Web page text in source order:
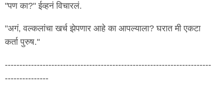
"पण का?" ईव्हनं विचारलं.
"अगं, वल्कलांचा खर्च झेपणार आहे का आपल्याला? घरात मी एकटा
कर्ता पुरुष."
-----------------------------------------------------------------------
---------------